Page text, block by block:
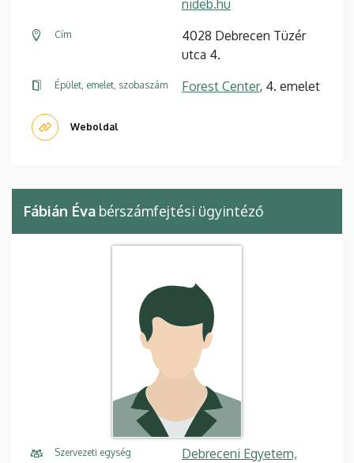
nideb.hu
Cím
4028 Debrecen Tüzér
utca 4.
Épület, emelet, szobaszám Forest Center, 4. emelet
Weboldal
Fábián Éva bérszámfejtési ügyintéző
Szervezeti egység
Debreceni Egyetem,